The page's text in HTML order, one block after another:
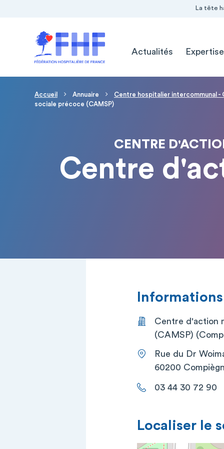
La tête
Actualités
Fil d'Ariane
Accueil Annuaire
Centre hospitalier intercommunal
sociale précoce (CAMSP)
CENTRE
Centre
Centre d'action
(CAMSP)
Rue du Dr
60200
03 44 30 72 90
Localiser le